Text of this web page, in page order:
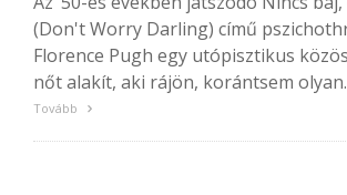
(Don't Worry Darling) című
Florence Pugh egy utópisztikus
nőt alakít, aki rájön, korántsem
Tovább